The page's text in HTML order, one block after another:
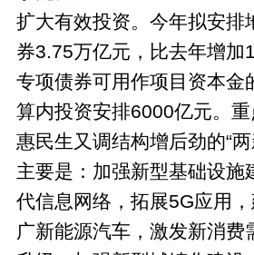
扩大有效投资。今年拟安排
券3.75万亿元，比去年增加
专项债券可用作项目资本金
算内投资安排6000亿元。
惠民生又调结构增后劲的“两
主要是：加强新型基础设施
代信息网络，拓展5G应用
广新能源汽车，激发新消费